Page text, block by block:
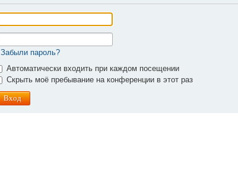
Забыли пароль?
Автоматически входить при каждом посещении
Скрыть моё пребывание на конференции в этот раз